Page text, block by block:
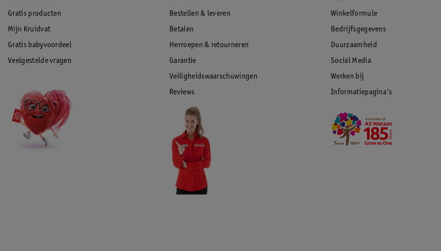
Gratis producten
Mijn Kruidvat
Gratis babyvoordeel
Veelgestelde vragen
Bestellen & leveren
Betalen
Herroepen & retourneren
Garantie
Veiligheidswaarschuwingen
Reviews
Winkelformule
Bedrijfsgegevens
Duurzaamheid
Social Media
Werken bij
Informatiepagina's